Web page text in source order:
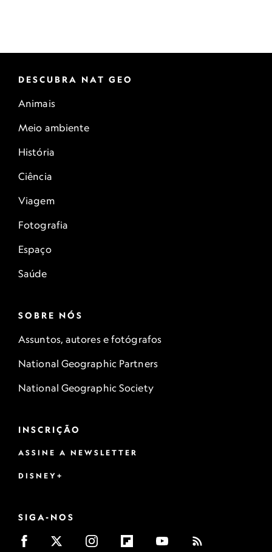
DESCUBRA NAT GEO
Animais
Meio ambiente
História
Ciência
Viagem
Fotografia
Espaço
Saúde
SOBRE NÓS
Assuntos, autores e fotógrafos
National Geographic Partners
National Geographic Society
INSCRIÇÃO
ASSINE A NEWSLETTER
DISNEY+
SIGA-NOS